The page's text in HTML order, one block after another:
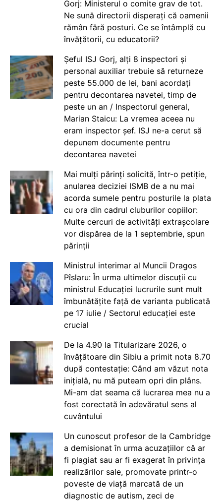
Gorj: Ministerul o comite grav de tot.
Ne sună directorii disperați că oamenii
rămân fără posturi. Ce se întâmplă cu
învățătorii, cu educatorii?
Șeful ISJ Gorj, alți 8 inspectori și
personal auxiliar trebuie să returneze
peste 55.000 de lei, bani acordați
pentru decontarea navetei, timp de
peste un an / Inspectorul general,
Marian Staicu: La vremea aceea nu
eram inspector șef. ISJ ne-a cerut să
depunem documente pentru
decontarea navetei
Mai mulți părinți solicită, într-o petiție,
anularea deciziei ISMB de a nu mai
acorda sumele pentru posturile la plata
cu ora din cadrul cluburilor copiilor:
Multe cercuri de activități extrașcolare
vor dispărea de la 1 septembrie, spun
părinții
Ministrul interimar al Muncii Dragos
Pîslaru: În urma ultimelor discuții cu
ministrul Educației lucrurile sunt mult
îmbunătățite față de varianta publicată
pe 17 iulie / Sectorul educației este
crucial
De la 4.90 la Titularizare 2026, o
învățătoare din Sibiu a primit nota 8.70
după contestație: Când am văzut nota
inițială, nu mă puteam opri din plâns.
Mi-am dat seama că lucrarea mea nu a
fost corectată în adevăratul sens al
cuvântului
Un cunoscut profesor de la Cambridge
a demisionat în urma acuzațiilor că ar
fi plagiat sau ar fi exagerat în privința
realizărilor sale, promovate printr-o
poveste de viață marcată de un
diagnostic de autism, zeci de